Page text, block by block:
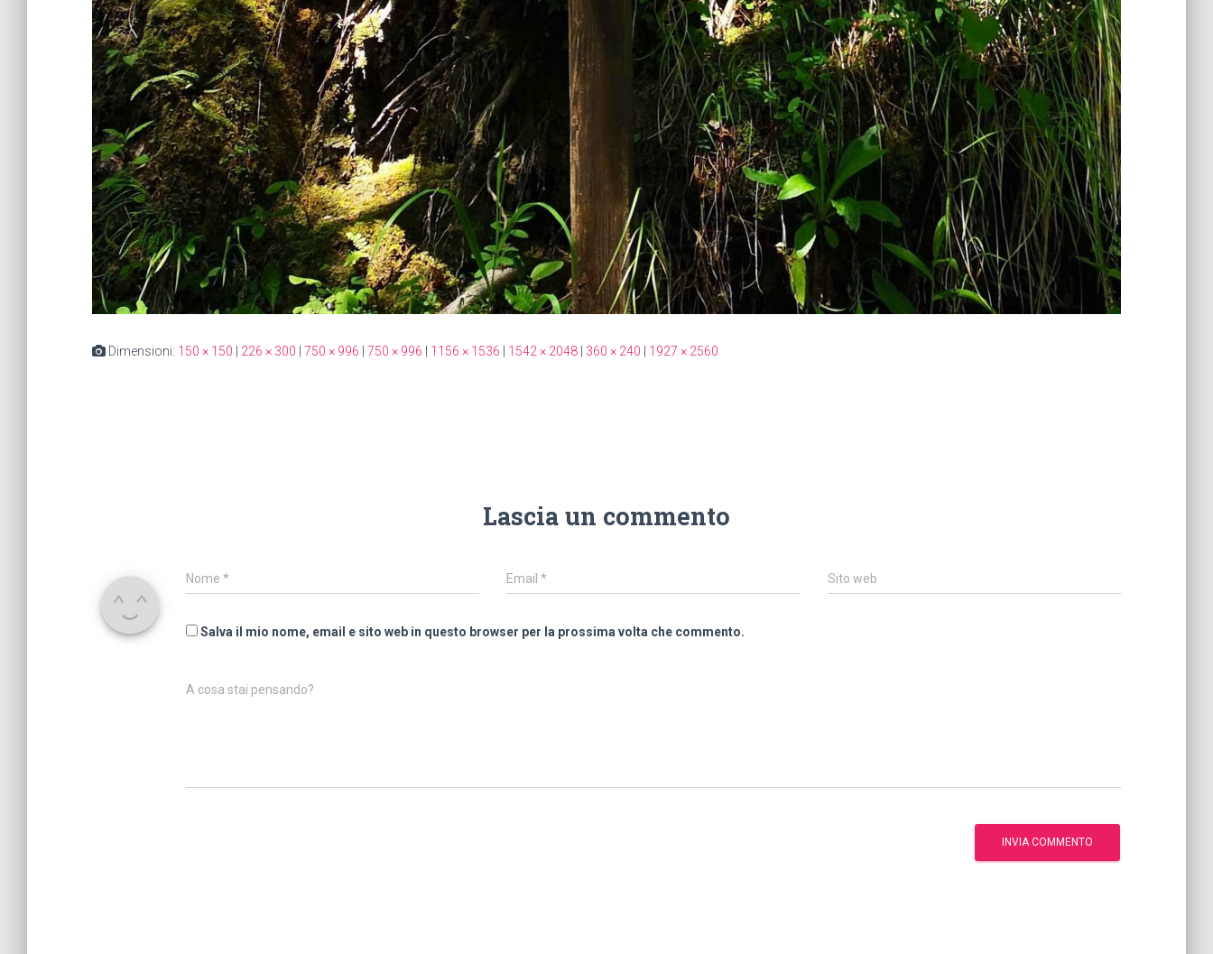
Dimensioni: 150 × 150 226 × 300 750 × 996 750 × 996 1156 × 1536 1542 × 2048 360 × 240 1927 × 2560
Lascia un commento
Nome * Email* Sito web
Salva il mio nome, email e sito web in questo browser per la prossima volta che commento.
A cosa stai pensando?